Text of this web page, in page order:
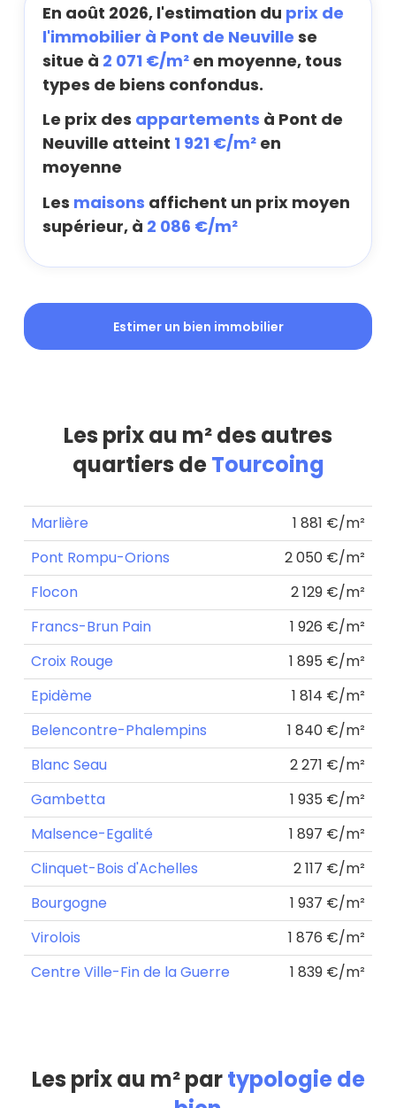
En août 2026, l'estimation du prix de
l'immobilier à Pont de Neuville se
situe à 2 071 €/m² en moyenne, tous
types de biens confondus.
Le prix des appartements à Pont de
Neuville atteint 1 921 €/m² en
moyenne
Les maisons affichent un prix moyen
supérieur, à 2 086 €/m²
Estimer un bien immobilier
Les prix au m² des autres
quartiers deTourcoing
Marlière
1 881 €/m²
Pont Rompu-Orions
2 050 €/m²
Flocon
2 129 €/m²
Francs-Brun Pain
1 926 €/m²
Croix Rouge
1 895 €/m²
Epidème
1 814 €/m²
Belencontre-Phalempins
1 840 €/m²
Blanc Seau
2 271 €/m²
Gambetta
1 935 €/m²
Malsence-Egalité
1 897 €/m²
Clinquet-Bois d'Achelles
2 117 €/m²
Bourgogne
1 937 €/m²
Virolois
1 876 €/m²
Centre Ville-Fin de la Guerre
1 839 €/m²
Les prix au m² partypologie de